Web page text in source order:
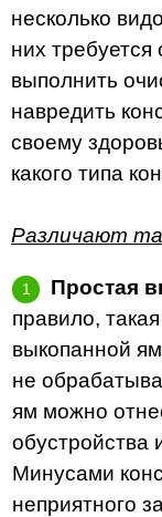
несколько
них
выполнить
навредить
своему
какого типа
Различают
Простая
правило,
выкопанной
не
ям можно
обустройства
Минусами
неприятного